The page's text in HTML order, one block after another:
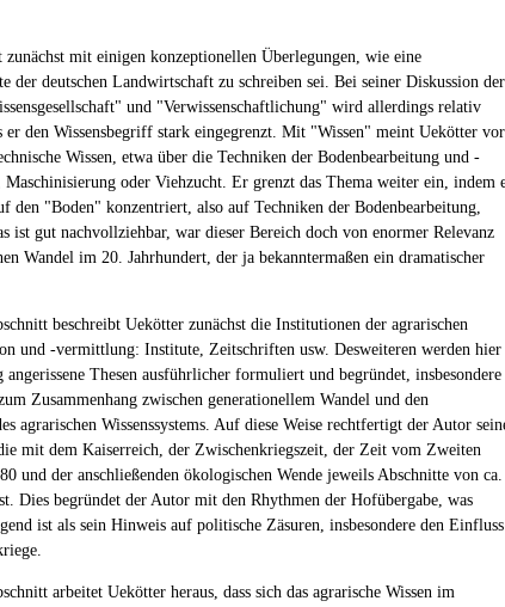
zunächst mit einigen konzeptionellen Überlegungen, wie eine
der deutschen Landwirtschaft zu schreiben sei. Bei seiner Diskussion der
und "Verwissenschaftlichung" wird allerdings relativ
er den Wissensbegriff stark eingegrenzt. Mit "Wissen" meint Uekötter vor
Wissen, etwa über die Techniken der Bodenbearbeitung und -
oder Viehzucht. Er grenzt das Thema weiter ein, indem
den "Boden" konzentriert, also auf Techniken der Bodenbearbeitung,
ist gut nachvollziehbar, war dieser Bereich doch von enormer Relevanz
Wandel im 20. Jahrhundert, der ja bekanntermaßen ein dramatischer
beschreibt Uekötter zunächst die Institutionen der agrarischen
und -vermittlung: Institute, Zeitschriften usw. Desweiteren werden hier
Thesen ausführlicher formuliert und begründet, insbesondere
Zusammenhang zwischen generationellem Wandel und den
agrarischen Wissenssystems. Auf diese Weise rechtfertigt der Autor
mit dem Kaiserreich, der Zwischenkriegszeit, der Zeit vom Zweiten
und der anschließenden ökologischen Wende jeweils Abschnitte von ca.
Dies begründet der Autor mit den Rhythmen der Hofübergabe, was
ist als sein Hinweis auf politische Zäsuren, insbesondere den Einfluss
arbeitet Uekötter heraus, dass sich das agrarische Wissen im